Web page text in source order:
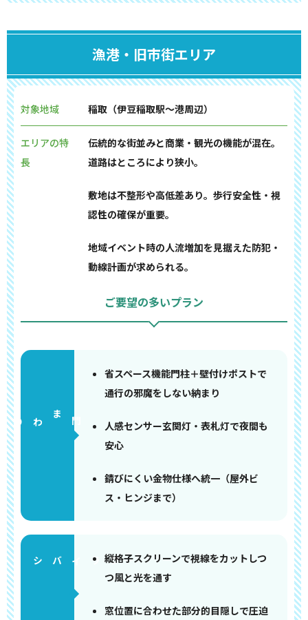
漁港・旧市街エリア
対象地域 稲取（伊豆稲取駅〜港周辺）
エリアの特
長
伝統的な街並みと商業・観光の機能が混在。
道路はところにより狭小。
敷地は不整形や高低差あり。歩行安全性・視
認性の確保が重要。
地域イベント時の人流増加を見据えた防犯・
動線計画が求められる。
ご要望の多いプラン
門まわり
省スペース機能門柱＋壁付けポストで
通行の邪魔をしない納まり
人感センサー玄関灯・表札灯で夜間も
安心
錆びにくい金物仕様へ統一（屋外ビ
ス・ヒンジまで）
縦格子スクリーンで視線をカットしつ
つ風と光を通す
窓位置に合わせた部分的目隠しで圧迫